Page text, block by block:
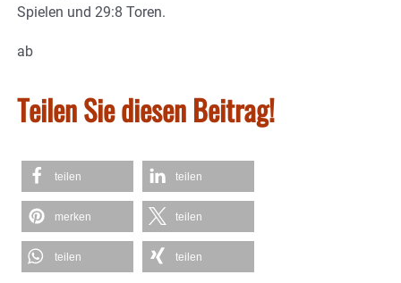
Spielen und 29:8 Toren.
ab
Teilen Sie diesen Beitrag!
teilen teilen
merken teilen
teilen teilen